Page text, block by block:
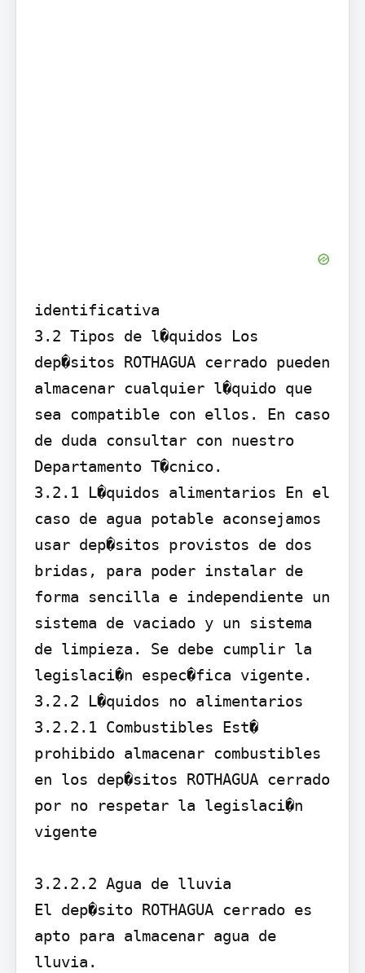
identificativa
3.2 Tipos de l�quidos Los
dep�sitos ROTHAGUA cerrado pueden
almacenar cualquier l�quido que
sea compatible con ellos. En caso
de duda consultar con nuestro
Departamento T�cnico.
3.2.1 L�quidos alimentarios En el
caso de agua potable aconsejamos
usar dep�sitos provistos de dos
bridas, para poder instalar de
forma sencilla e independiente un
sistema de vaciado y un sistema
de limpieza. Se debe cumplir la
legislaci�n espec�fica vigente.
3.2.2 L�quidos no alimentarios
3.2.2.1 Combustibles Est�
prohibido almacenar combustibles
en los dep�sitos ROTHAGUA cerrado
por no respetar la legislaci�n
vigente
3.2.2.2 Agua de lluvia
El dep�sito ROTHAGUA cerrado es
apto para almacenar agua de
lluvia.